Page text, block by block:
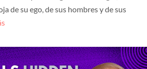
de su ego, de sus hombres y de sus